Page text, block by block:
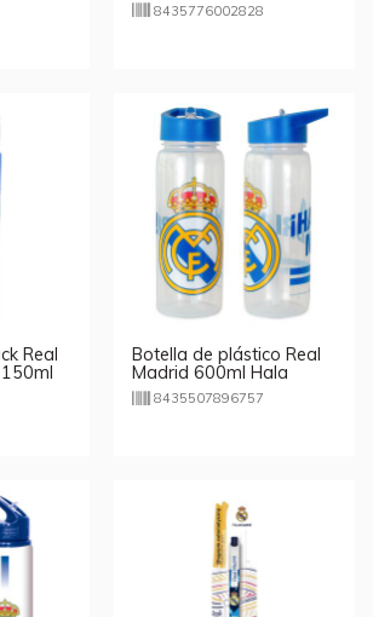
8435776002828
Real
Botella de plástico Real
Madrid 600ml Hala
Madrid
8435507896757